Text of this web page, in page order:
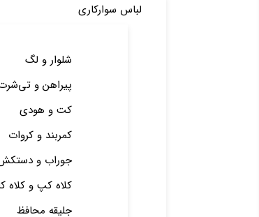
لباس سوارکاری
شلوار و لگ
پیراهن و
کت و هودی
کمربند و کروات
جوراب و
کلاه کپ و کلاه
جلیقه محافظ